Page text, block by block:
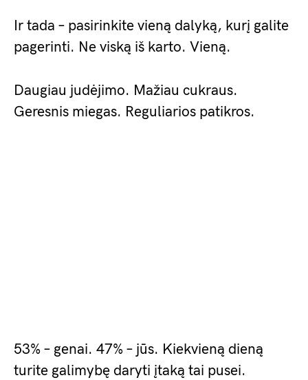
Ir tada – pasirinkite vieną dalyką, kurį galite
pagerinti. Ne viską iš karto. Vieną.
Daugiau judėjimo. Mažiau cukraus.
Geresnis miegas. Reguliarios patikros.
53% – genai. 47% – jūs. Kiekvieną dieną
turite galimybę daryti įtaką tai pusei.